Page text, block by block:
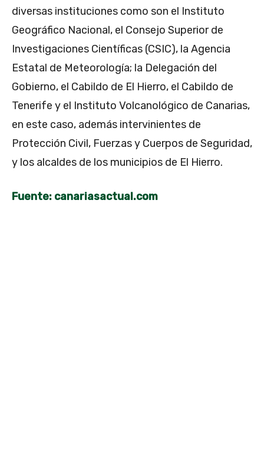
diversas instituciones como son el Instituto
Geográfico Nacional, el Consejo Superior de
Investigaciones Científicas (CSIC), la Agencia
Estatal de Meteorología; la Delegación del
Gobierno, el Cabildo de El Hierro, el Cabildo de
Tenerife y el Instituto Volcanológico de Canarias,
en este caso, además intervinientes de
Protección Civil, Fuerzas y Cuerpos de Seguridad,
y los alcaldes de los municipios de El Hierro.
Fuente: canariasactual.com